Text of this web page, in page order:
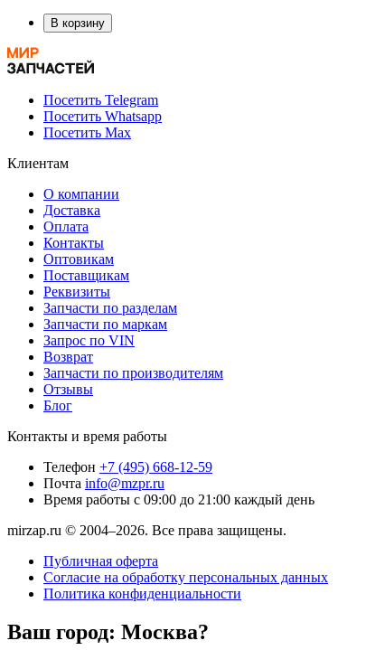
В корзину
Посетить Telegram
Посетить Whatsapp
Посетить Max
Клиентам
О компании
Доставка
Оплата
Контакты
Оптовикам
Поставщикам
Реквизиты
Запчасти по разделам
Запчасти по маркам
Запрос по VIN
Возврат
Запчасти по производителям
Отзывы
Блог
Контакты и время работы
Телефон +7 (495) 668-12-59
Почта info@mzpr.ru
Время работы с 09:00 до 21:00 каждый день
mirzap.ru © 2004–2026. Все права защищены.
Публичная оферта
Согласие на обработку персональных данных
Политика конфиденциальности
Ваш город: Москва?